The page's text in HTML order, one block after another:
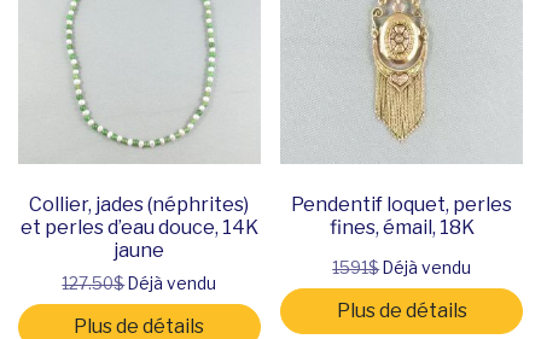
Collier, jades (néphrites)
et perles d’eau douce, 14K
jaune
127.50$Déjà vendu
Plus de détails
Pendentif loquet, perles
fines, émail, 18K
1591$Déjà vendu
Plus de détails